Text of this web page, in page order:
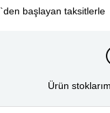
`den başlayan taksitlerle
Ürün